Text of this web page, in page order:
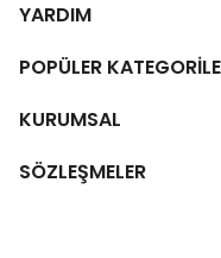
YARDIM
POPÜLER
KURUMSAL
SÖZLEŞMELER